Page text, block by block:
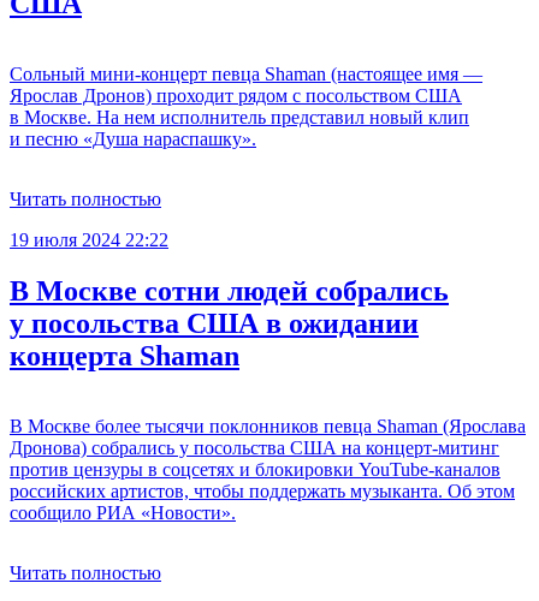
Сольный мини-концерт певца Shaman (настоящее имя —
Ярослав Дронов) проходит рядом с посольством США
в Москве. На нем исполнитель представил новый клип
и песню «Душа нараспашку».
Читать полностью
19 июля 2024 22:22
В Москве сотни людей собрались
у посольства США в ожидании
концерта Shaman
В Москве более тысячи поклонников певца Shaman (Ярослава
Дронова) собрались у посольства США на концерт-митинг
против цензуры в соцсетях и блокировки YouTube-каналов
российских артистов, чтобы поддержать музыканта. Об этом
сообщило РИА «Новости».
Читать полностью